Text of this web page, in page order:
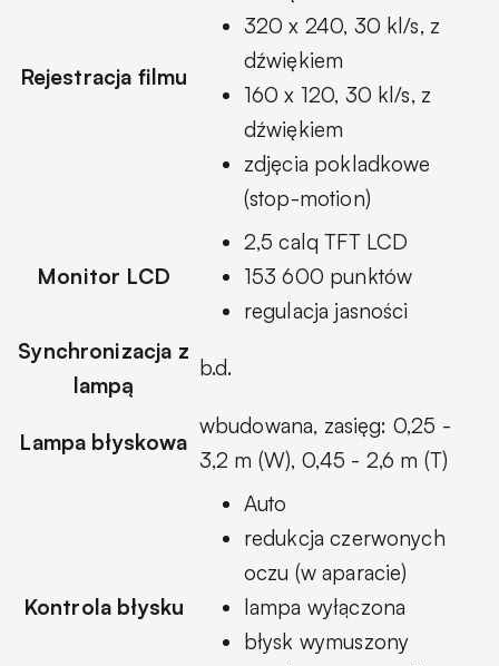
Rejestracja filmu
320 x 240, 30 kl/s, z
dźwiękiem
160 x 120, 30 kl/s, z
dźwiękiem
zdjęcia pokladkowe
(stop-motion)
Monitor LCD
2,5 calq TFT LCD
153 600 punktów
regulacja jasności
Synchronizacja z
lampą
b.d.
Lampa błyskowa
wbudowana, zasięg: 0,25 -
3,2 m (W), 0,45 - 2,6 m (T)
Kontrola błysku
Auto
redukcja czerwonych
oczu (w aparacie)
lampa wyłączona
błysk wymuszony